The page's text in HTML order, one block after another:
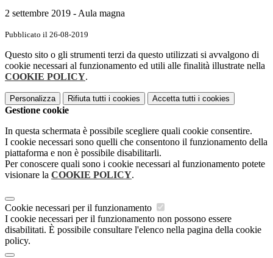
2 settembre 2019 - Aula magna
Pubblicato il 26-08-2019
Questo sito o gli strumenti terzi da questo utilizzati si avvalgono di
cookie necessari al funzionamento ed utili alle finalità illustrate nella
COOKIE POLICY.
Personalizza Rifiuta tutti i cookies Accetta tutti i cookies
Gestione cookie
In questa schermata è possibile scegliere quali cookie consentire.
I cookie necessari sono quelli che consentono il funzionamento della
piattaforma e non è possibile disabilitarli.
Per conoscere quali sono i cookie necessari al funzionamento potete
visionare la COOKIE POLICY.
Cookie necessari per il funzionamento
I cookie necessari per il funzionamento non possono essere
disabilitati. È possibile consultare l'elenco nella pagina della cookie
policy.